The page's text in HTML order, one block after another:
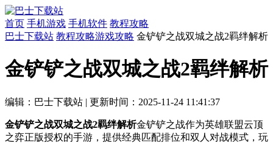
首页 手机游戏 手机软件 教程攻略
巴士下载站 教程攻略游戏攻略 金铲铲之战双城之战2羁绊解析
金铲铲之战双城之战2羁绊解析
编辑：巴士下载站 | 更新时间：2025-11-24 11:41:37
金铲铲之战双城之战2羁绊解析金铲铲之战作为英雄联盟云顶
之弈正版授权的手游，提供经典匹配排位和双人对战模式，玩